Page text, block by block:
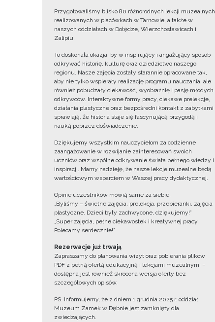
Przygotowaliśmy blisko 80 różnorodnych lekcji muzealnych
realizowanych w placówkach w Tarnowie, a także w
naszych oddziałach w Dołędze, Wierzchosławicach i
Zalipiu.
To doskonała okazja, by w inspirujący i angażujący sposób
odkrywać historię, kulturę oraz dziedzictwo naszego
regionu. Nasze zajęcia zostały starannie opracowane tak,
aby nie tylko wspierały realizację programu nauczania, ale
również pobudzały ciekawość, wyobraźnię i pasję młodych
odkrywców. Interaktywne formy pracy, ciekawe prelekcje,
działania plastyczne oraz bezpośredni kontakt z zabytkami
sprawiają, że historia staje się fascynującą przygodą i
nauką poprzez doświadczenie.
Dziękujemy wszystkim nauczycielom za codzienne
zaangażowanie w rozwijanie zainteresowań swoich
uczniów oraz wspólne odkrywanie świata pełnego wiedzy i
inspiracji. Mamy nadzieję, że nasze lekcje muzealne będą
wartościowym wsparciem w Waszej pracy dydaktycznej.
Opinie uczestników mówią same za siebie:
„Byliśmy – świetne zajęcia, prelekcja, przebieranki, zajęcia
plastyczne. Dzieci były zachwycone, dziękujemy!”
„Super zajęcia, pełne ciekawostek i kreatywnej pracy.
Polecamy serdecznie!”
Rezerwacje już trwają
Zapraszamy do planowania wizyt oraz pobierania plików
PDF z pełną ofertą edukacyjną i lekcjami muzealnymi –
dostępna jest również skrócona wersja oferty bez
szczegółowych opisów.
PS. Informujemy, że z dniem 1 grudnia 2025 r. oddział
Muzeum Zamek w Dębnie jest zamknięty dla
zwiedzających.